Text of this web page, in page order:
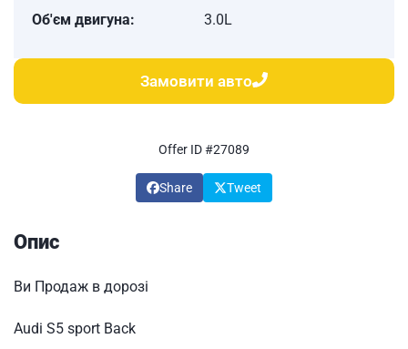
Об'єм двигуна:
3.0L
Замовити авто
Offer ID #27089
Share Tweet
Опис
Ви Продаж в дорозі
Audi S5 sport Back